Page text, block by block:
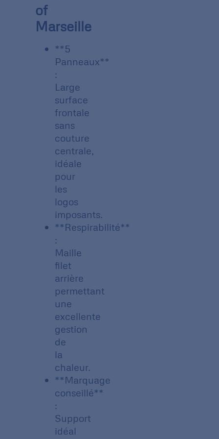
of
Marseille
**5
Panneaux**
:
Large
surface
frontale
sans
couture
centrale,
idéale
pour
les
logos
imposants.
**Respirabilité**
:
Maille
filet
arrière
permettant
une
excellente
gestion
de
la
chaleur.
**Marquage
conseillé**
:
Support
idéal